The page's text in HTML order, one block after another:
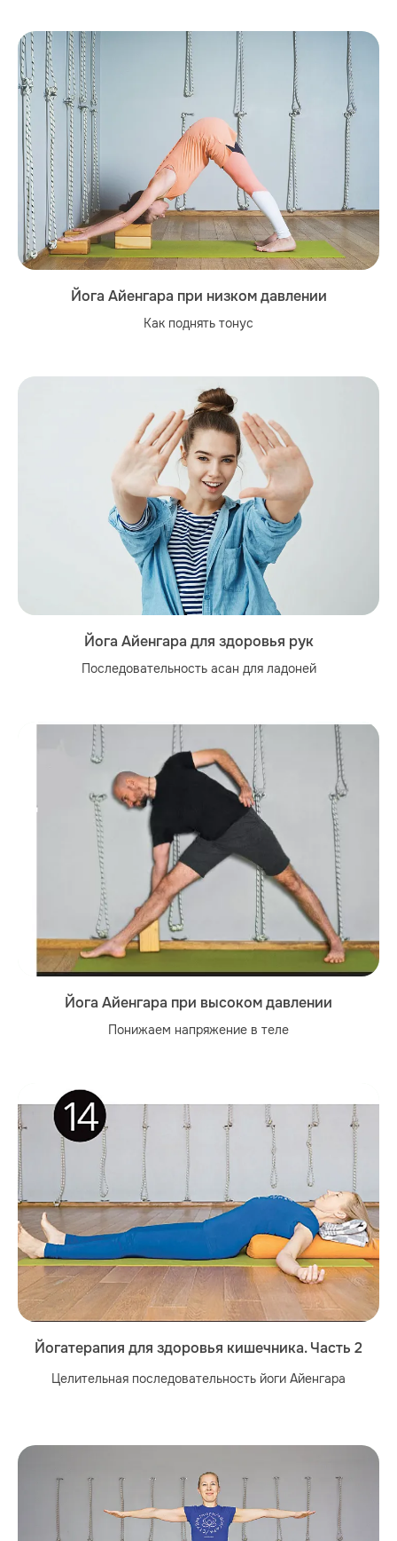
Йога Айенгара при низком давлении
Как поднять тонус
Йога Айенгара для здоровья рук
Последовательность асан для ладоней
Йога Айенгара при высоком давлении
Понижаем напряжение в теле
Йогатерапия для здоровья кишечника. Часть 2
Целительная последовательность йоги Айенгара